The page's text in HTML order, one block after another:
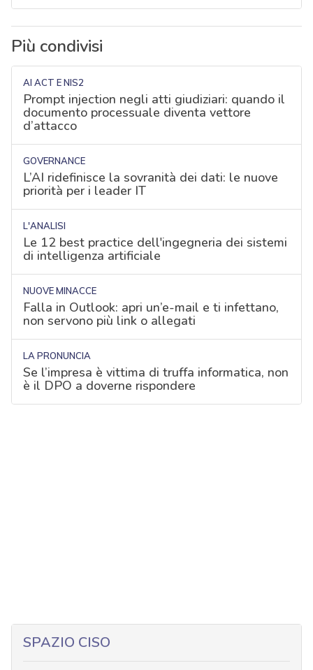
Più condivisi
AI ACT E NIS2
Prompt injection negli atti giudiziari: quando il
documento processuale diventa vettore
d’attacco
GOVERNANCE
L’AI ridefinisce la sovranità dei dati: le nuove
priorità per i leader IT
L'ANALISI
Le 12 best practice dell'ingegneria dei sistemi
di intelligenza artificiale
NUOVE MINACCE
Falla in Outlook: apri un’e-mail e ti infettano,
non servono più link o allegati
LA PRONUNCIA
Se l’impresa è vittima di truffa informatica, non
è il DPO a doverne rispondere
SPAZIO CISO